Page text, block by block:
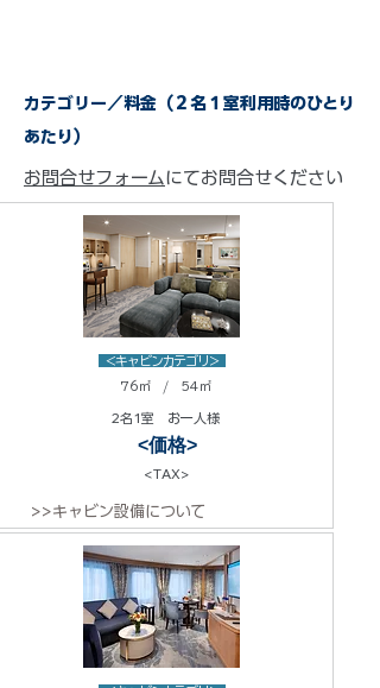
カテゴリー／料金（２名１室利用時のひとり
あたり）
お問合せフォームにてお問合せください
<キャビンカテゴリ>
76㎡ / 54㎡
2名1室 お一人様
<価格>
<TAX>
>>キャビン設備について